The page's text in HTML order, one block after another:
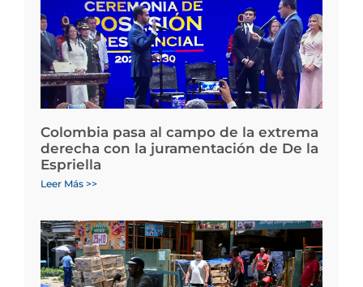
Colombia pasa al campo de la extrema
derecha con la juramentación de De la
Espriella
Leer Más >>